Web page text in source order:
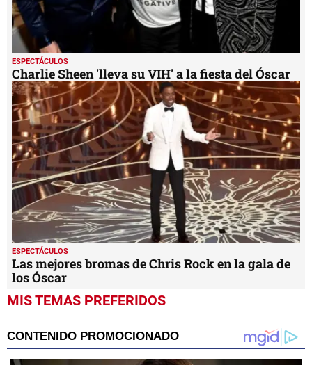
ESPECTÁCULOS
Charlie Sheen 'lleva su VIH' a la fiesta del Óscar
ESPECTÁCULOS
Las mejores bromas de Chris Rock en la gala de
los Óscar
MIS TEMAS PREFERIDOS